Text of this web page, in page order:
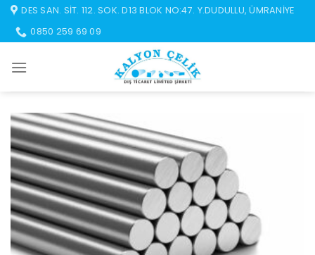
İçeriğe
atla
DES SAN. SIT. 112. SOK. D13 BLOK NO:47. Y.DUDULLU, ÜMRANIYE
0850 259 69 09